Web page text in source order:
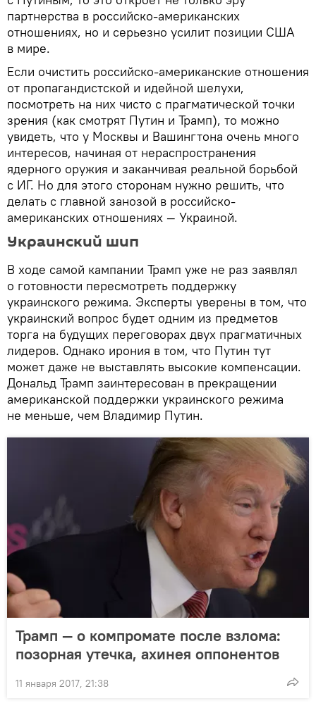
партнерства в российско-американских
отношениях, но и серьезно усилит позиции США
в мире.
Если очистить российско-американские отношения
от пропагандистской и идейной шелухи,
посмотреть на них чисто с прагматической точки
зрения (как смотрят Путин и Трамп), то можно
увидеть, что у Москвы и Вашингтона очень много
интересов, начиная от нераспространения
ядерного оружия и заканчивая реальной борьбой
с ИГ. Но для этого сторонам нужно решить, что
делать с главной занозой в российско-
американских отношениях — Украиной.
Украинский шип
В ходе самой кампании Трамп уже не раз заявлял
о готовности пересмотреть поддержку
украинского режима. Эксперты уверены в том, что
украинский вопрос будет одним из предметов
торга на будущих переговорах двух прагматичных
лидеров. Однако ирония в том, что Путин тут
может даже не выставлять высокие компенсации.
Дональд Трамп заинтересован в прекращении
американской поддержки украинского режима
не меньше, чем Владимир Путин.
Трамп — о компромате после взлома:
позорная утечка, ахинея оппонентов
11 января 2017, 21:38